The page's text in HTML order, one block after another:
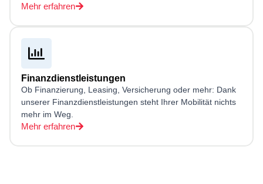
Mehr erfahren
Finanzdienstleistungen
Ob Finanzierung, Leasing, Versicherung oder mehr: Dank
unserer Finanzdienstleistungen steht Ihrer Mobilität nichts
mehr im Weg.
Mehr erfahren